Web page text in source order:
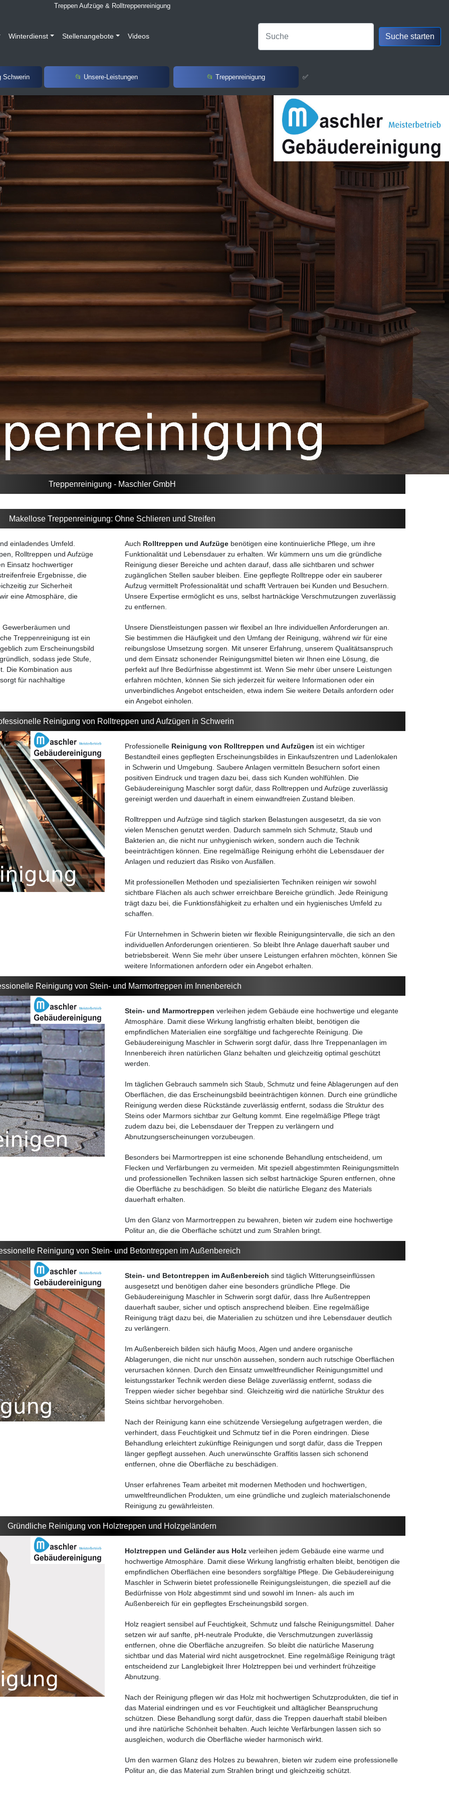
Treppen Aufzüge & Rolltreppenreinigung
Winterdienst Stellenangebote Videos
Schwerin Unsere-Leistungen Treppenreinigung ✅
Treppenreinigung - Maschler GmbH
Makellose Treppenreinigung: Ohne Schlieren und Streifen
einladendes Umfeld.
Rolltreppen und Aufzüge
Einsatz hochwertiger
Ergebnisse, die
zur Sicherheit
eine Atmosphäre, die
und
Treppenreinigung ist ein
zum Erscheinungsbild
sodass jede Stufe,
Die Kombination aus
für nachhaltige
Auch Rolltreppen und Aufzügebenötigen eine kontinuierliche Pflege, um ihre
Funktionalität und Lebensdauer zu erhalten. Wir kümmern uns um die gründliche
Reinigung dieser Bereiche und achten darauf, dass alle sichtbaren und schwer
zugänglichen Stellen sauber bleiben. Eine gepflegte Rolltreppe oder ein sauberer
Aufzug vermittelt Professionalität und schafft Vertrauen bei Kunden und Besuchern.
Unsere Expertise ermöglicht es uns, selbst hartnäckige Verschmutzungen zuverlässig
zu entfernen.
Unsere Dienstleistungen passen wir flexibel an Ihre individuellen Anforderungen an.
Sie bestimmen die Häufigkeit und den Umfang der Reinigung, während wir für eine
reibungslose Umsetzung sorgen. Mit unserer Erfahrung, unserem Qualitätsanspruch
und dem Einsatz schonender Reinigungsmittel bieten wir Ihnen eine Lösung, die
perfekt auf Ihre Bedürfnisse abgestimmt ist. Wenn Sie mehr über unsere Leistungen
erfahren möchten, können Sie sich jederzeit für weitere Informationen oder ein
unverbindliches Angebot entscheiden, etwa indem Sie weitere Details anfordern oder
ein Angebot einholen.
Reinigung von Rolltreppen und Aufzügen in Schwerin
Professionelle Reinigung von Rolltreppen und Aufzügen ist ein wichtiger
Bestandteil eines gepflegten Erscheinungsbildes in Einkaufszentren und Ladenlokalen
in Schwerin und Umgebung. Saubere Anlagen vermitteln Besuchern sofort einen
positiven Eindruck und tragen dazu bei, dass sich Kunden wohlfühlen. Die
Gebäudereinigung Maschler sorgt dafür, dass Rolltreppen und Aufzüge zuverlässig
gereinigt werden und dauerhaft in einem einwandfreien Zustand bleiben.
Rolltreppen und Aufzüge sind täglich starken Belastungen ausgesetzt, da sie von
vielen Menschen genutzt werden. Dadurch sammeln sich Schmutz, Staub und
Bakterien an, die nicht nur unhygienisch wirken, sondern auch die Technik
beeinträchtigen können. Eine regelmäßige Reinigung erhöht die Lebensdauer der
Anlagen und reduziert das Risiko von Ausfällen.
Mit professionellen Methoden und spezialisierten Techniken reinigen wir sowohl
sichtbare Flächen als auch schwer erreichbare Bereiche gründlich. Jede Reinigung
trägt dazu bei, die Funktionsfähigkeit zu erhalten und ein hygienisches Umfeld zu
schaffen.
Für Unternehmen in Schwerin bieten wir flexible Reinigungsintervalle, die sich an den
individuellen Anforderungen orientieren. So bleibt Ihre Anlage dauerhaft sauber und
betriebsbereit. Wenn Sie mehr über unsere Leistungen erfahren möchten, können Sie
weitere Informationen anfordern oder ein Angebot erhalten.
Reinigung von Stein- und Marmortreppen im Innenbereich
Stein- und Marmortreppen verleihen jedem Gebäude eine hochwertige und elegante
Atmosphäre. Damit diese Wirkung langfristig erhalten bleibt, benötigen die
empfindlichen Materialien eine sorgfältige und fachgerechte Reinigung. Die
Gebäudereinigung Maschler in Schwerin sorgt dafür, dass Ihre Treppenanlagen im
Innenbereich ihren natürlichen Glanz behalten und gleichzeitig optimal geschützt
werden.
Im täglichen Gebrauch sammeln sich Staub, Schmutz und feine Ablagerungen auf den
Oberflächen, die das Erscheinungsbild beeinträchtigen können. Durch eine gründliche
Reinigung werden diese Rückstände zuverlässig entfernt, sodass die Struktur des
Steins oder Marmors sichtbar zur Geltung kommt. Eine regelmäßige Pflege trägt
zudem dazu bei, die Lebensdauer der Treppen zu verlängern und
Abnutzungserscheinungen vorzubeugen.
Besonders bei Marmortreppen ist eine schonende Behandlung entscheidend, um
Flecken und Verfärbungen zu vermeiden. Mit speziell abgestimmten Reinigungsmitteln
und professionellen Techniken lassen sich selbst hartnäckige Spuren entfernen, ohne
die Oberfläche zu beschädigen. So bleibt die natürliche Eleganz des Materials
dauerhaft erhalten.
Um den Glanz von Marmortreppen zu bewahren, bieten wir zudem eine hochwertige
Politur an, die die Oberfläche schützt und zum Strahlen bringt.
Reinigung von Stein- und Betontreppen im Außenbereich
Stein- und Betontreppen im Außenbereich sind täglich Witterungseinflüssen
ausgesetzt und benötigen daher eine besonders gründliche Pflege. Die
Gebäudereinigung Maschler in Schwerin sorgt dafür, dass Ihre Außentreppen
dauerhaft sauber, sicher und optisch ansprechend bleiben. Eine regelmäßige
Reinigung trägt dazu bei, die Materialien zu schützen und ihre Lebensdauer deutlich
zu verlängern.
Im Außenbereich bilden sich häufig Moos, Algen und andere organische
Ablagerungen, die nicht nur unschön aussehen, sondern auch rutschige Oberflächen
verursachen können. Durch den Einsatz umweltfreundlicher Reinigungsmittel und
leistungsstarker Technik werden diese Beläge zuverlässig entfernt, sodass die
Treppen wieder sicher begehbar sind. Gleichzeitig wird die natürliche Struktur des
Steins sichtbar hervorgehoben.
Nach der Reinigung kann eine schützende Versiegelung aufgetragen werden, die
verhindert, dass Feuchtigkeit und Schmutz tief in die Poren eindringen. Diese
Behandlung erleichtert zukünftige Reinigungen und sorgt dafür, dass die Treppen
länger gepflegt aussehen. Auch unerwünschte Graffitis lassen sich schonend
entfernen, ohne die Oberfläche zu beschädigen.
Unser erfahrenes Team arbeitet mit modernen Methoden und hochwertigen,
umweltfreundlichen Produkten, um eine gründliche und zugleich materialschonende
Reinigung zu gewährleisten.
Gründliche Reinigung von Holztreppen und Holzgeländern
Holztreppen und Geländer aus Holzverleihen jedem Gebäude eine warme und
hochwertige Atmosphäre. Damit diese Wirkung langfristig erhalten bleibt, benötigen die
empfindlichen Oberflächen eine besonders sorgfältige Pflege. Die Gebäudereinigung
Maschler in Schwerin bietet professionelle Reinigungsleistungen, die speziell auf die
Bedürfnisse von Holz abgestimmt sind und sowohl im Innen- als auch im
Außenbereich für ein gepflegtes Erscheinungsbild sorgen.
Holz reagiert sensibel auf Feuchtigkeit, Schmutz und falsche Reinigungsmittel. Daher
setzen wir auf sanfte, pH-neutrale Produkte, die Verschmutzungen zuverlässig
entfernen, ohne die Oberfläche anzugreifen. So bleibt die natürliche Maserung
sichtbar und das Material wird nicht ausgetrocknet. Eine regelmäßige Reinigung trägt
entscheidend zur Langlebigkeit Ihrer Holztreppen bei und verhindert frühzeitige
Abnutzung.
Nach der Reinigung pflegen wir das Holz mit hochwertigen Schutzprodukten, die tief in
das Material eindringen und es vor Feuchtigkeit und alltäglicher Beanspruchung
schützen. Diese Behandlung sorgt dafür, dass die Treppen dauerhaft stabil bleiben
und ihre natürliche Schönheit behalten. Auch leichte Verfärbungen lassen sich so
ausgleichen, wodurch die Oberfläche wieder harmonisch wirkt.
Um den warmen Glanz des Holzes zu bewahren, bieten wir zudem eine professionelle
Politur an, die das Material zum Strahlen bringt und gleichzeitig schützt.